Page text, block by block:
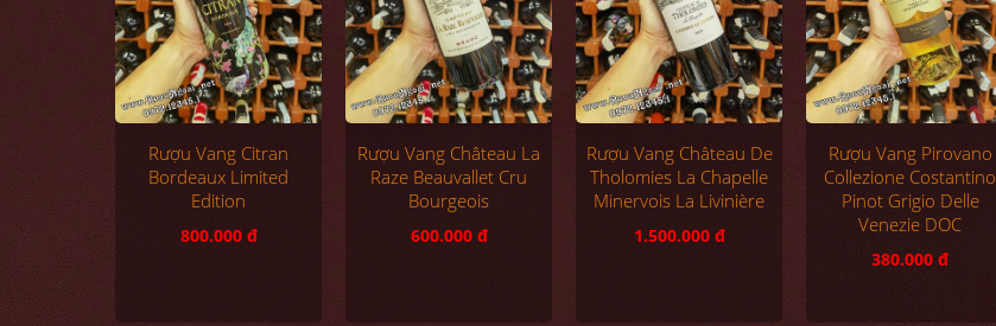
Rượu Vang Citran
Bordeaux Limited
Edition
800.000 đ
Rượu Vang Château La
Raze Beauvallet Cru
Bourgeois
600.000 đ
Rượu Vang Château De
Tholomies La Chapelle
Minervois La Livinière
1.500.000 đ
Rượu Vang Pirovano
Collezione Costantino
Pinot Grigio Delle
Venezie DOC
380.000 đ